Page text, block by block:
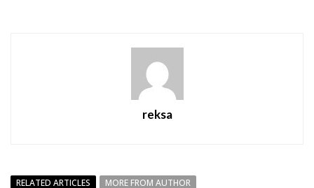
reksa
RELATED ARTICLES MORE FROM AUTHOR